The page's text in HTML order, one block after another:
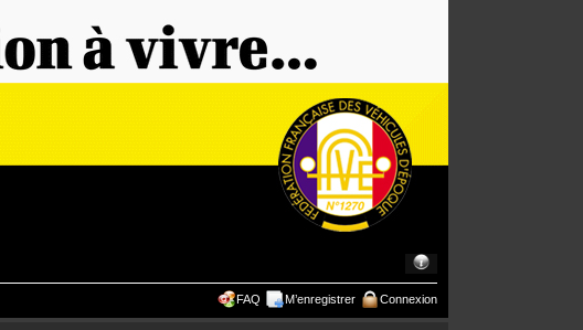
FAQ M’enregistrer Connexion